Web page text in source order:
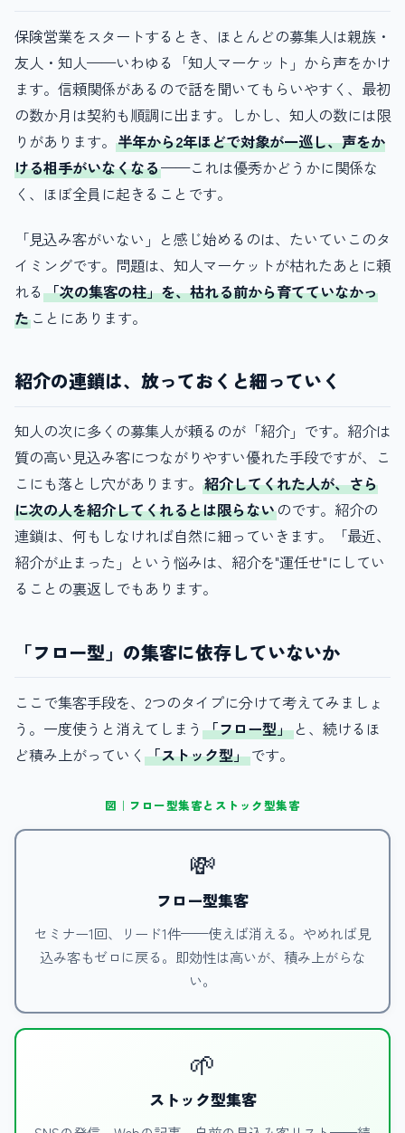
保険営業をスタートするとき、ほとんどの募集人は親族・
友人・知人——いわゆる「知人マーケット」から声をかけ
ます。信頼関係があるので話を聞いてもらいやすく、最初
の数か月は契約も順調に出ます。しかし、知人の数には限
りがあります。 半年から2年ほどで対象が一巡し、声をか
ける相手がいなくなる——これは優秀かどうかに関係な
く、ほぼ全員に起きることです。
「見込み客がいない」と感じ始めるのは、たいていこのタ
イミングです。問題は、知人マーケットが枯れたあとに頼
れる 「次の集客の柱」を、枯れる前から育てていなかっ
た ことにあります。
紹介の連鎖は、放っておくと細っていく
知人の次に多くの募集人が頼るのが「紹介」です。紹介は
質の高い見込み客につながりやすい優れた手段ですが、こ
こにも落とし穴があります。 紹介してくれた人が、さら
に次の人を紹介してくれるとは限らないのです。紹介の
連鎖は、何もしなければ自然に細っていきます。「最近、
紹介が止まった」という悩みは、紹介を"運任せ"にしてい
ることの裏返しでもあります。
「フロー型」の集客に依存していないか
ここで集客手段を、2つのタイプに分けて考えてみましょ
う。一度使うと消えてしまう 「フロー型」と、続けるほ
ど積み上がっていく 「ストック型」です。
図｜フロー型集客とストック型集客
💸
フロー型集客
セミナー1回、リード1件——使えば消える。やめれば見
込み客もゼロに戻る。即効性は高いが、積み上がらな
い。
🌱
ストック型集客